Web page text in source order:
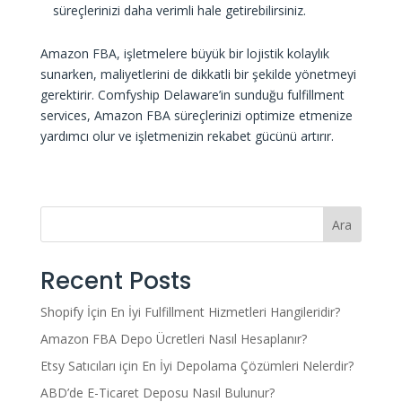
süreçlerinizi daha verimli hale getirebilirsiniz.
Amazon FBA, işletmelere büyük bir lojistik kolaylık
sunarken, maliyetlerini de dikkatli bir şekilde yönetmeyi
gerektirir. Comfyship Delaware’in sunduğu fulfillment
services, Amazon FBA süreçlerinizi optimize etmenize
yardımcı olur ve işletmenizin rekabet gücünü artırır.
Ara
Recent Posts
Shopify İçin En İyi Fulfillment Hizmetleri Hangileridir?
Amazon FBA Depo Ücretleri Nasıl Hesaplanır?
Etsy Satıcıları için En İyi Depolama Çözümleri Nelerdir?
ABD’de E-Ticaret Deposu Nasıl Bulunur?